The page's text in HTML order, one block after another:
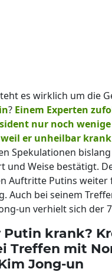
es wirklich um die
? Einem Experten
nur noch wenige
er unheilbar
Spekulationen
und Weise bestätigt.
Auftritte Putins weiter
Auch bei seinem
un verhielt sich der
krank?
Treffen mit
Jong-un